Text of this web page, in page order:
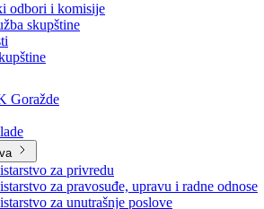
strankama
klubovima naroda
odbori i komisije
skupštine
Goražde